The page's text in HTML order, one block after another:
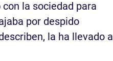
la sociedad para
por despido
la ha llevado a